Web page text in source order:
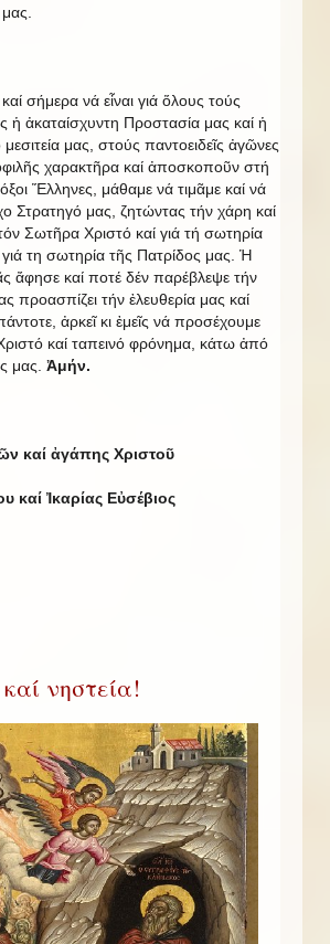
σήμερα νά εἶναι γιά ὅλους τούς
ἡ ἀκαταίσχυντη Προστασία μας καί ἡ
μας, στούς παντοειδεῖς ἀγῶνες
χαρακτῆρα καί ἀποσκοποῦν στή
Ἕλληνες, μάθαμε νά τιμᾶμε καί νά
Στρατηγό μας, ζητώντας τήν χάρη καί
Σωτῆρα Χριστό καί γιά τή σωτηρία
τη σωτηρία τῆς Πατρίδος μας. Ἡ
ἄφησε καί ποτέ δέν παρέβλεψε τήν
προασπίζει τήν ἐλευθερία μας καί
ἀρκεῖ κι ἐμεῖς νά προσέχουμε
καί ταπεινό φρόνημα, κάτω ἀπό
μας. Ἀμήν.
καί ἀγάπης Χριστοῦ
καί Ἰκαρίας Εὐσέβιος
νηστεία!